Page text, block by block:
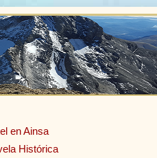
en Ainsa
Histórica